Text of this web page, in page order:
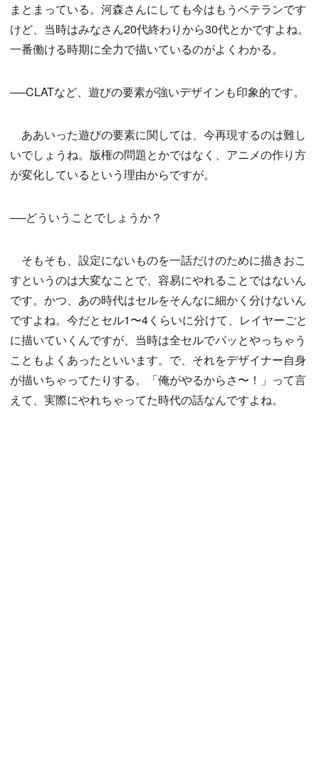
まとまっている。河森さんにしても今はもうベテランです
けど、当時はみなさん20代終わりから30代とかですよね。
一番働ける時期に全力で描いているのがよくわかる。
──CLATなど、遊びの要素が強いデザインも印象的です。
ああいった遊びの要素に関しては、今再現するのは難し
いでしょうね。版権の問題とかではなく、アニメの作り方
が変化しているという理由からですが。
──どういうことでしょうか？
そもそも、設定にないものを一話だけのために描きおこ
すというのは大変なことで、容易にやれることではないん
です。かつ、あの時代はセルをそんなに細かく分けないん
ですよね。今だとセル1〜4くらいに分けて、レイヤーごと
に描いていくんですが、当時は全セルでパッとやっちゃう
こともよくあったといいます。で、それをデザイナー自身
が描いちゃってたりする。「俺がやるからさ〜！」って言
えて、実際にやれちゃってた時代の話なんですよね。